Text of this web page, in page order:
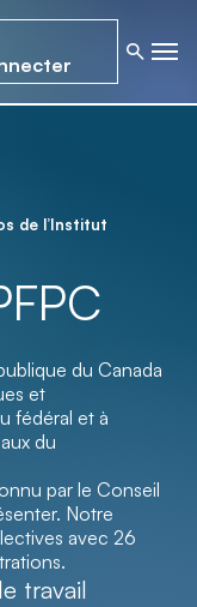
de l’Institut
du Canada
et
fédéral et à
du
par le Conseil
Notre
avec 26
travail